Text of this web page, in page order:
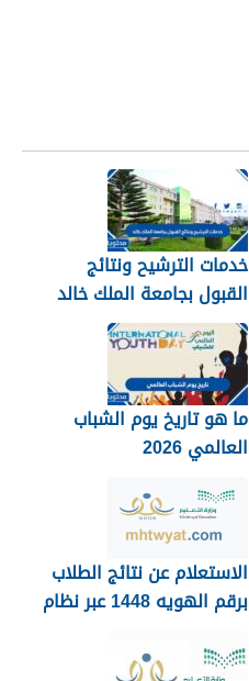
خدمات الترشيح ونتائج
القبول بجامعة الملك خالد
1448
ما هو تاريخ يوم الشباب
العالمي 2026
الاستعلام عن نتائج الطلاب
برقم الهويه 1448 عبر نظام